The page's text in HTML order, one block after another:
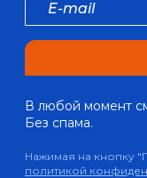
В любой момент
Без спама.
Нажимая на кнопку
политикой